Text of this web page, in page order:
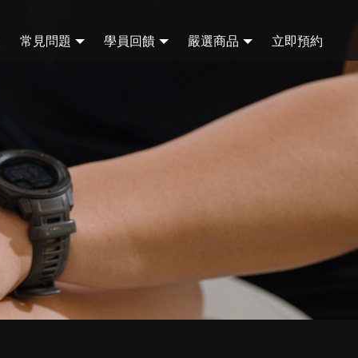
常見問題 學員回饋 嚴選商品 立即預約